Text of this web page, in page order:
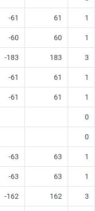
-61 61 1
-60 60 1
-183 183 3
-61 61 1
-61 61 1
0
0
-63 63 1
-63 63 1
-162 162 3